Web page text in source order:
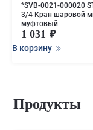
*SVB-0021-000020
3/4 Кран шаровой
муфтовый
1 031
В корзину
Продукты